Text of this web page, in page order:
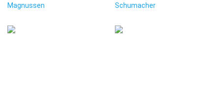
Magnussen
Schumacher